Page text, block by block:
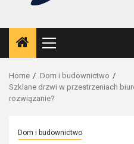
Primary
Menu
Home
Dom i budownictwo
Szklane drzwi w przestrzeniach
rozwiązanie?
Dom i budownictwo